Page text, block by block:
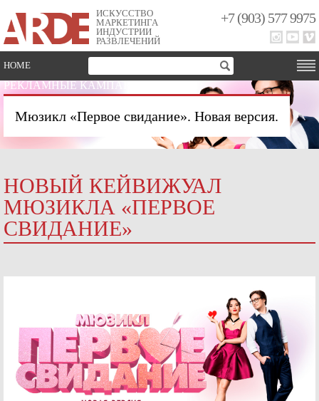
ИСКУССТВО
МАРКЕТИНГА
ИНДУСТРИИ
РАЗВЛЕЧЕНИЙ
+7 (903) 577 9975
HOME
РЕКЛАМНЫЕ КАМПАНИИ
Мюзикл «Первое свидание». Новая версия.
НОВЫЙ КЕЙВИЖУАЛ
МЮЗИКЛА «ПЕРВОЕ
СВИДАНИЕ»